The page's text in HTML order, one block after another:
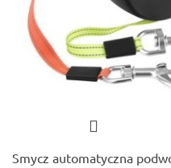
Smycz automatyczna